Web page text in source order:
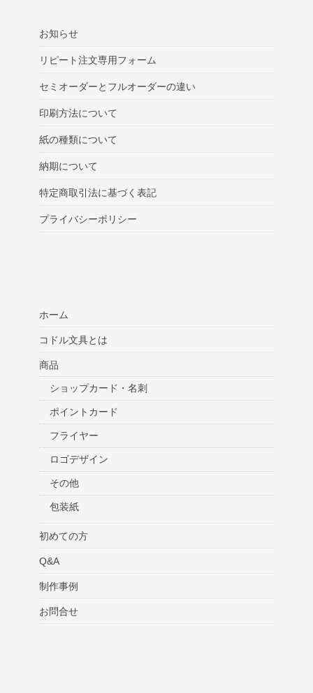
お知らせ
リピート注文専用フォーム
セミオーダーとフルオーダーの違い
印刷方法について
紙の種類について
納期について
特定商取引法に基づく表記
プライバシーポリシー
ホーム
コドル文具とは
商品
ショップカード・名刺
ポイントカード
フライヤー
ロゴデザイン
その他
包装紙
初めての方
Q&A
制作事例
お問合せ